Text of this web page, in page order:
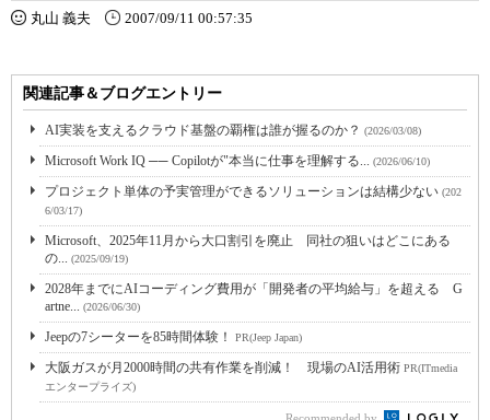
丸山 義夫 2007/09/11 00:57:35
関連記事＆ブログエントリー
AI実装を支えるクラウド基盤の覇権は誰が握るのか？ (2026/03/08)
Microsoft Work IQ ── Copilotが"本当に仕事を理解する... (2026/06/10)
プロジェクト単体の予実管理ができるソリューションは結構少ない (202
6/03/17)
Microsoft、2025年11月から大口割引を廃止 同社の狙いはどこにある
の... (2025/09/19)
2028年までにAIコーディング費用が「開発者の平均給与」を超える G
artne... (2026/06/30)
Jeepの7シーターを85時間体験！ PR(Jeep Japan)
大阪ガスが月2000時間の共有作業を削減！ 現場のAI活用術 PR(ITmedia
エンタープライズ)